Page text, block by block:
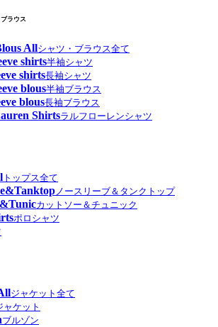
ラウス
Allシャツ・ブラウス全て
shirts半袖シャツ
shirts長袖シャツ
blous半袖ブラウス
blous長袖ブラウス
Shirtsラルフローレンシャツ
トップス全て
ノースリーブ＆タンクトップ
カットソー＆チュニック
ポロシャツ
ジャケット全て
ャケット
ブルゾン